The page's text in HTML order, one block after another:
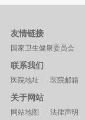
友情链接
国家卫生健康委员会
联系我们
医院地址 医院邮箱
关于网站
网站地图 法律声明